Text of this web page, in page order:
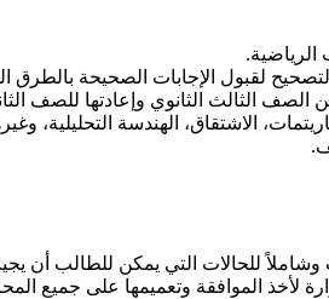
الرياضية.
لقبول الإجابات الصحيحة بالطرق
الثالث الثانوي وإعادتها للصف
الاشتقاق، الهندسة التحليلية،
للحالات التي يمكن للطالب أن
لأخذ الموافقة وتعميمها على جميع